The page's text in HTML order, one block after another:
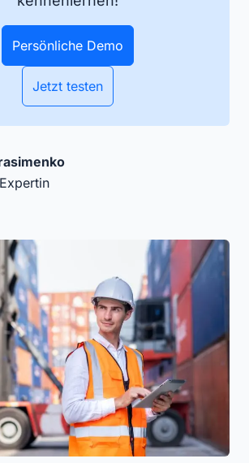
Persönliche Demo
Jetzt testen